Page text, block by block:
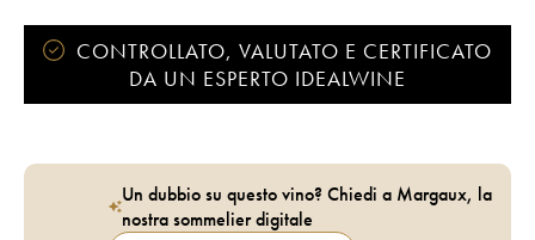
CONTROLLATO, VALUTATO E CERTIFICATO
DA UN ESPERTO IDEALWINE
Un dubbio su questo vino? Chiedi a Margaux, la
nostra sommelier digitale